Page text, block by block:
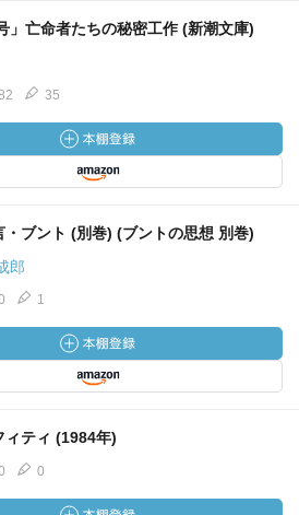
」亡命者たちの秘密工作 (新潮文庫)
35
・ブント (別巻) (ブントの思想 別巻)
郎
1
ィティ (1984年)
0